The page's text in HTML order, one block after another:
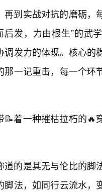
到实战对抗的磨砺，
发，力由根生”的武
发力的体现。核心的
一记重击，每一个环
着一种摧枯拉朽的🔥
的是其无与伦比的脚
法，如同行云流水，